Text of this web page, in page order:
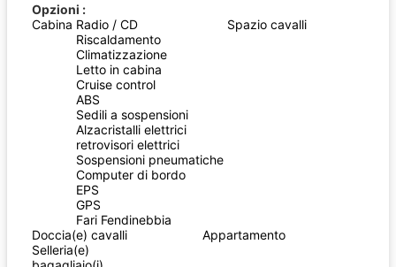
Opzioni
Cabina Radio / CD
Riscaldamento
Climatizzazione
Letto in cabina
Cruise control
ABS
Sedili a sospensioni
Alzacristalli elettrici
retrovisori elettrici
Sospensioni pneumatiche
Computer di bordo
EPS
GPS
Fari Fendinebbia
Spazio cavalli
Doccia(e) cavalli
Selleria(e)
Appartamento